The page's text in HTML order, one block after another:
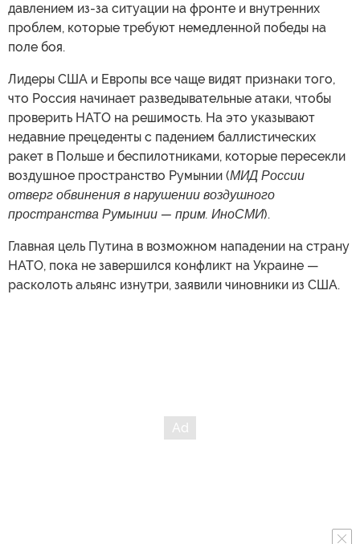
давлением из-за ситуации на фронте и внутренних
проблем, которые требуют немедленной победы на
поле боя.
Лидеры США и Европы все чаще видят признаки того,
что Россия начинает разведывательные атаки, чтобы
проверить НАТО на решимость. На это указывают
недавние прецеденты с падением баллистических
ракет в Польше и беспилотниками, которые пересекли
воздушное пространство Румынии (МИД России
отверг обвинения в нарушении воздушного
пространства Румынии — прим. ИноСМИ).
Главная цель Путина в возможном нападении на страну
НАТО, пока не завершился конфликт на Украине —
расколоть альянс изнутри, заявили чиновники из США.